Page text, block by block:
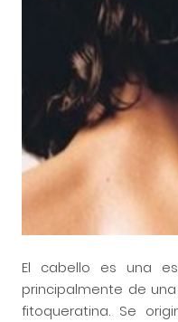
El cabello es una
principalmente de
fitoqueratina. Se